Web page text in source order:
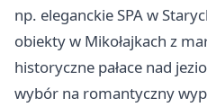
np. eleganckie SPA w
obiekty w Mikołajkach z
historyczne pałace nad
wybór na romantyczny